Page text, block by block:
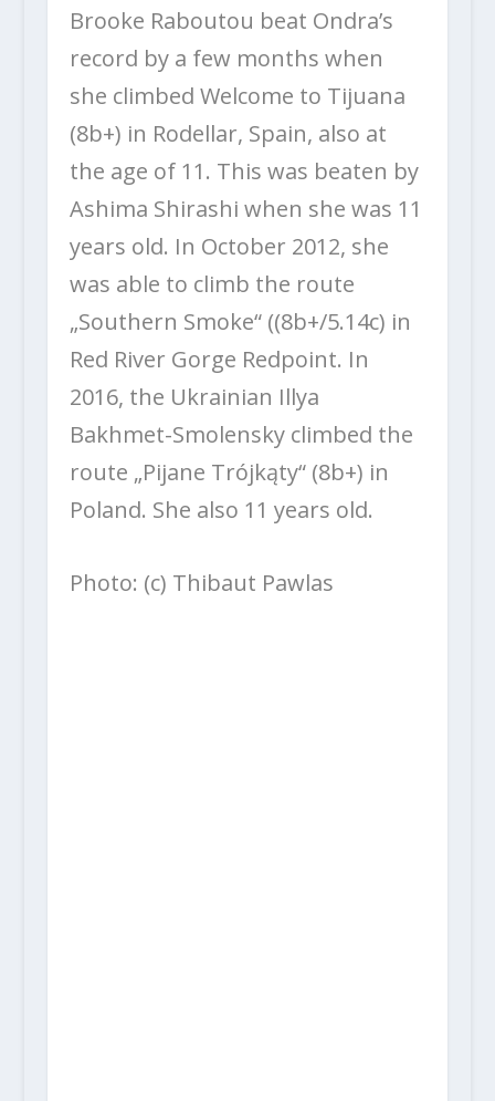
Brooke Raboutou beat Ondra’s
record by a few months when
she climbed Welcome to Tijuana
(8b+) in Rodellar, Spain, also at
the age of 11. This was beaten by
Ashima Shirashi when she was 11
years old. In October 2012, she
was able to climb the route
„Southern Smoke“ ((8b+/5.14c) in
Red River Gorge Redpoint. In
2016, the Ukrainian Illya
Bakhmet-Smolensky climbed the
route „Pijane Trójkąty“ (8b+) in
Poland. She also 11 years old.
Photo: (c) Thibaut Pawlas